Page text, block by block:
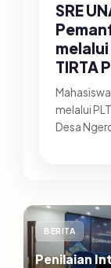
SRE
melalui
TIRTA
melalui
Desa
BERITA
Penilaian